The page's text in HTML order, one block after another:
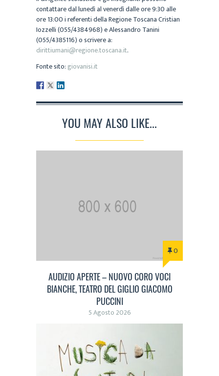
contattare dal lunedì al venerdì dalle ore 9:30 alle
ore 13:00 i referenti della Regione Toscana Cristian
Iozzelli (055/4384968) e Alessandro Tanini
(055/4385116) o scrivere a:
dirittiumani@regione.toscana.it.
Fonte sito: giovanisi.it
YOU MAY ALSO LIKE...
0
AUDIZIO APERTE – NUOVO CORO VOCI
BIANCHE, TEATRO DEL GIGLIO GIACOMO
PUCCINI
5 Agosto 2026